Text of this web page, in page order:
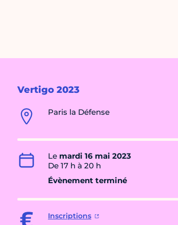
Vertigo 2023
Paris la Défense
Le mardi 16 mai 2023
De 17 h à 20 h
Évènement terminé
Inscriptions